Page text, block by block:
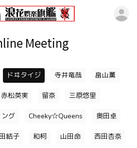
Meeting
ドヰタイジ 寺井竜哉 畠山薫
赤松英実 留奈 三原悠里
グ Cheeky☆Queens 奥田卓
結子 和柯 山田命 西田杏奈